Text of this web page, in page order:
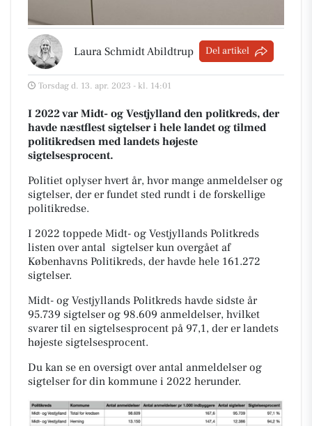
Laura Schmidt Abildtrup Del artikel
Torsdag d. 13. apr. 2023 - kl. 14:01
I 2022 var Midt- og Vestjylland den politkreds, der
havde næstflest sigtelser i hele landet og tilmed
politikredsen med landets højeste
sigtelsesprocent.
Politiet oplyser hvert år, hvor mange anmeldelser og
sigtelser, der er fundet sted rundt i de forskellige
politikredse.
I 2022 toppede Midt- og Vestjyllands Politkreds
listen over antal sigtelser kun overgået af
Københavns Politikreds, der havde hele 161.272
sigtelser.
Midt- og Vestjyllands Politkreds havde sidste år
95.739 sigtelser og 98.609 anmeldelser, hvilket
svarer til en sigtelsesprocent på 97,1, der er landets
højeste sigtelsesprocent.
Du kan se en oversigt over antal anmeldelser og
sigtelser for din kommune i 2022 herunder.